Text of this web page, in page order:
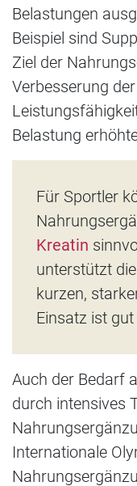
Belastungen
Beispiel sind
Ziel der
Verbesserung
Belastung
Für Sportler
Kreatin
unterstützt
kurzen,
Einsatz ist
Auch der Bedarf
durch intensives
Internationale